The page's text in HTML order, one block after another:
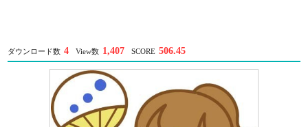
ダウンロード数 4 View数 1,407 SCORE 506.45